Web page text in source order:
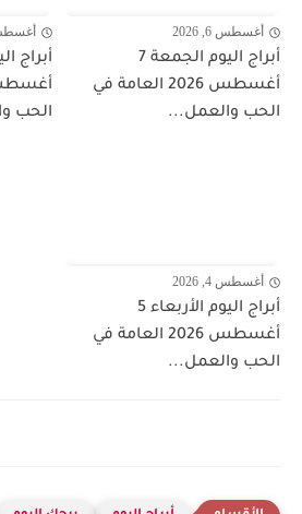
أغسطس 6, 2026
أبراج اليوم الجمعة 7
أغسطس 2026 العامة في
الحب والعمل...
أغسطس 5,
الحب
أغسطس 4, 2026
أبراج اليوم الأربعاء 5
أغسطس 2026 العامة في
الحب والعمل...